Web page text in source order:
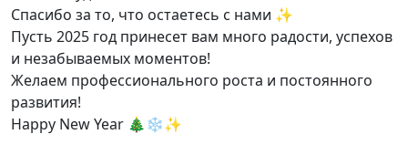
Спасибо за то, что остаетесь с нами ✨
Пусть 2025 год принесет вам много радости, успехов
и незабываемых моментов!
Желаем профессионального роста и постоянного
развития!
Happy New Year 🎄❄️✨